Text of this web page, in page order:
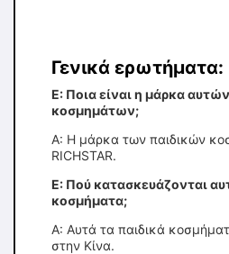
Γενικά ερωτήματα:
Ε: Ποια είναι η μάρκα
κοσμημάτων;
Α: Η μάρκα των παιδικών
RICHSTAR.
Ε: Πού κατασκευάζονται
κοσμήματα;
Α: Αυτά τα παιδικά
στην Κίνα.